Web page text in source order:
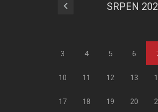
SRPEN
3 4 5 6
10 11 12 13
17 18 19 20